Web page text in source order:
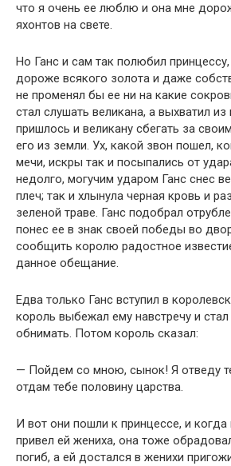
что я очень ее люблю и она мне
яхонтов на свете.
Но Ганс и сам так полюбил
дороже всякого золота и даже
не променял бы ее ни на какие
стал слушать великана, а выхватил
пришлось и великану сбегать за
его из земли. Ух, какой звон пошел,
мечи, искры так и посыпались от
недолго, могучим ударом Ганс снес
плеч; так и хлынула черная кровь и
зеленой траве. Ганс подобрал
понес ее в знак своей победы во
сообщить королю радостное
данное обещание.
Едва только Ганс вступил в
король выбежал ему навстречу и
обнимать. Потом король сказал:
— Пойдем со мною, сынок! Я отведу
отдам тебе половину царства.
И вот они пошли к принцессе, и когда
привел ей жениха, она тоже
погиб, а ей достался в женихи